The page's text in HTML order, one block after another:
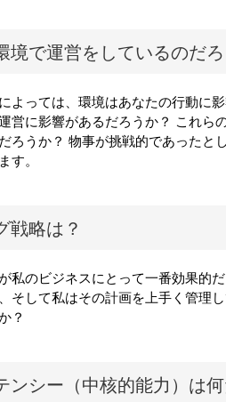
境で運営をしているのだろ
よっては、環境はあなたの行動に
営に影響があるだろうか？ これ
ろうか？ 物事が挑戦的であったと
。
戦略は？
私のビジネスにとって一番効果的
そして私はその計画を上手く管理
？
ンシー（中核的能力）は